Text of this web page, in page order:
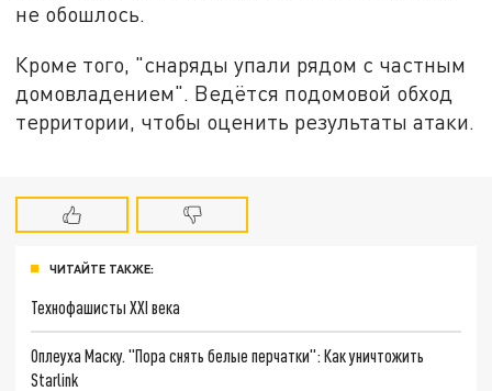
не обошлось.
Кроме того, "снаряды упали рядом с частным
домовладением". Ведётся подомовой обход
территории, чтобы оценить результаты атаки.
ЧИТАЙТЕ ТАКЖЕ:
Технофашисты XXI века
Оплеуха Маску. "Пора снять белые перчатки": Как уничтожить
Starlink